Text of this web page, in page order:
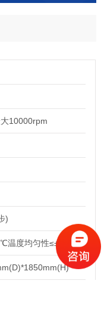
10000rpm
)
度均匀性≤±1%